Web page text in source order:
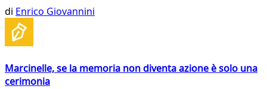
di Enrico Giovannini
Marcinelle, se la memoria non diventa azione è solo una
cerimonia